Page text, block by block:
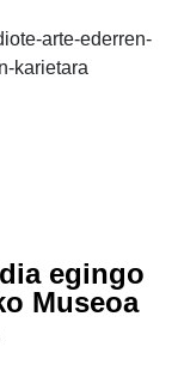
egingo
Museoa